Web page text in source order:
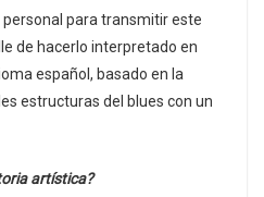
para transmitir este
de hacerlo interpretado en
español, basado en la
estructuras del blues con un
artística?